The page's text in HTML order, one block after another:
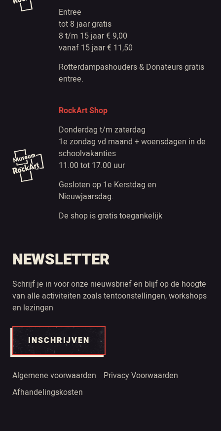
Entree
tot 8 jaar gratis
8 t/m 15 jaar € 9,00
vanaf 15 jaar € 11,50
Rotterdampashouders & Donateurs gratis
entree.
RockArt Shop
Donderdag t/m zaterdag
1e zondag vd maand + woensdagen in de
schoolvakanties
11.00 tot 17.00 uur
Gesloten op 1e Kerstdag en
Nieuwjaarsdag.
De shop is gratis toegankelijk
NEWSLETTER
Schrijf je in voor onze nieuwsbrief en blijf op de hoogte
van alle activiteiten zoals tentoonstellingen, workshops
en lezingen
INSCHRIJVEN
Algemene voorwaarden
Privacy Voorwaarden
Afhandelingskosten